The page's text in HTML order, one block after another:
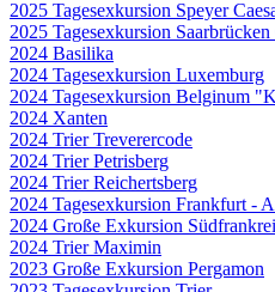
2025 Tagesexkursion Speyer
2025 Tagesexkursion
2024 Basilika
2024 Tagesexkursion Luxemburg
2024 Tagesexkursion Belginum
2024 Xanten
2024 Trier Treverercode
2024 Trier Petrisberg
2024 Trier Reichertsberg
2024 Tagesexkursion Frankfurt -
2024 Große Exkursion
2024 Trier Maximin
2023 Große Exkursion Pergamon